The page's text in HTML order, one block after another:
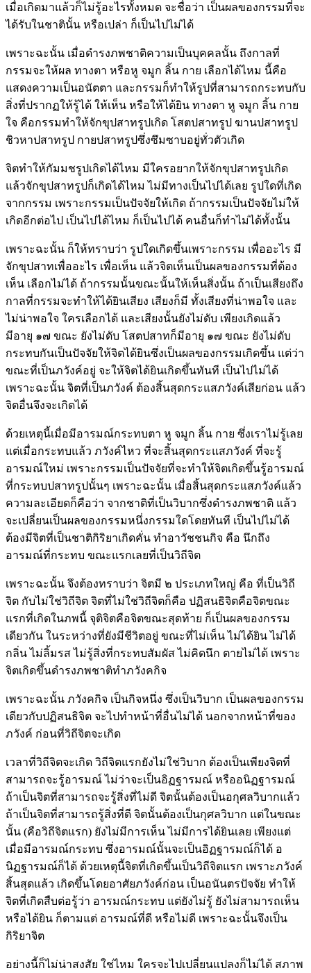
เมื่อเกิดมาแล้วก็ไม่รู้อะไรทั้งหมด จะชื่อว่า เป็นผลของกรรมที่จะ
ได้รับในชาตินั้น หรือเปล่า ก็เป็นไปไม่ได้
เพราะฉะนั้น เมื่อดำรงภพชาติความเป็นบุคคลนั้น ถึงกาลที่
กรรมจะให้ผล ทางตา หรือหู จมูก ลิ้น กาย เลือกได้ไหม นี้คือ
แสดงความเป็นอนัตตา และกรรมก็ทำให้รูปที่สามารถกระทบกับ
สิ่งที่ปรากฏให้รู้ได้ ให้เห็น หรือให้ได้ยิน ทางตา หู จมูก ลิ้น กาย
ใจ คือกรรมทำให้จักขุปสาทรูปเกิด โสตปสาทรูป ฆานปสาทรูป
ชิวหาปสาทรูป กายปสาทรูปซึ่งซึมซาบอยู่ทั่วตัวเกิด
จิตทำให้กัมมชรูปเกิดได้ไหม มีใครอยากให้จักขุปสาทรูปเกิด
แล้วจักขุปสาทรูปก็เกิดได้ไหม ไม่มีทางเป็นไปได้เลย รูปใดที่เกิด
จากกรรม เพราะกรรมเป็นปัจจัยให้เกิด ถ้ากรรมเป็นปัจจัยไม่ให้
เกิดอีกต่อไป เป็นไปได้ไหม ก็เป็นไปได้ คนอื่นก็ทำไม่ได้ทั้งนั้น
เพราะฉะนั้น ก็ให้ทราบว่า รูปใดเกิดขึ้นเพราะกรรม เพื่ออะไร มี
จักขุปสาทเพื่ออะไร เพื่อเห็น แล้วจิตเห็นเป็นผลของกรรมที่ต้อง
เห็น เลือกไม่ได้ ถ้ากรรมนั้นขณะนั้นให้เห็นสิ่งนั้น ถ้าเป็นเสียงถึง
กาลที่กรรมจะทำให้ได้ยินเสียง เสียงก็มี ทั้งเสียงที่น่าพอใจ และ
ไม่น่าพอใจ ใครเลือกได้ และเสียงนั้นยังไม่ดับ เพียงเกิดแล้ว
มีอายุ ๑๗ ขณะ ยังไม่ดับ โสตปสาทก็มีอายุ ๑๗ ขณะ ยังไม่ดับ
กระทบกันเป็นปัจจัยให้จิตได้ยินซึ่งเป็นผลของกรรมเกิดขึ้น แต่ว่า
ขณะที่เป็นภวังค์อยู่ จะให้จิตได้ยินเกิดขึ้นทันที เป็นไปไม่ได้
เพราะฉะนั้น จิตที่เป็นภวังค์ ต้องสิ้นสุดกระแสภวังค์เสียก่อน แล้ว
จิตอื่นจึงจะเกิดได้
ด้วยเหตุนี้เมื่อมีอารมณ์กระทบตา หู จมูก ลิ้น กาย ซึ่งเราไม่รู้เลย
แต่เมื่อกระทบแล้ว ภวังค์ไหว ที่จะสิ้นสุดกระแสภวังค์ ที่จะรู้
อารมณ์ใหม่ เพราะกรรมเป็นปัจจัยที่จะทำให้จิตเกิดขึ้นรู้อารมณ์
ที่กระทบปสาทรูปนั้นๆ เพราะฉะนั้น เมื่อสิ้นสุดกระแสภวังค์แล้ว
ความละเอียดก็คือว่า จากชาติที่เป็นวิบากซึ่งดำรงภพชาติ แล้ว
จะเปลี่ยนเป็นผลของกรรมหนึ่งกรรมใดโดยทันที เป็นไปไม่ได้
ต้องมีจิตที่เป็นชาติกิริยาเกิดคั่น ทำอาวัชชนกิจ คือ นึกถึง
อารมณ์ที่กระทบ ขณะแรกเลยที่เป็นวิถีจิต
เพราะฉะนั้น จึงต้องทราบว่า จิตมี ๒ ประเภทใหญ่ คือ ที่เป็นวิถี
จิต กับไม่ใช่วิถีจิต จิตที่ไม่ใช่วิถีจิตก็คือ ปฏิสนธิจิตคือจิตขณะ
แรกที่เกิดในภพนี้ จุติจิตคือจิตขณะสุดท้าย ก็เป็นผลของกรรม
เดียวกัน ในระหว่างที่ยังมีชีวิตอยู่ ขณะที่ไม่เห็น ไม่ได้ยิน ไม่ได้
กลิ่น ไม่ลิ้มรส ไม่รู้สิ่งที่กระทบสัมผัส ไม่คิดนึก ตายไม่ได้ เพราะ
จิตเกิดขึ้นดำรงภพชาติทำภวังคกิจ
เพราะฉะนั้น ภวังคกิจ เป็นกิจหนึ่ง ซึ่งเป็นวิบาก เป็นผลของกรรม
เดียวกับปฏิสนธิจิต จะไปทำหน้าที่อื่นไม่ได้ นอกจากหน้าที่ของ
ภวังค์ ก่อนที่วิถีจิตจะเกิด
เวลาที่วิถีจิตจะเกิด วิถีจิตแรกยังไม่ใช่วิบาก ต้องเป็นเพียงจิตที่
สามารถจะรู้อารมณ์ ไม่ว่าจะเป็นอิฏฐารมณ์ หรืออนิฏฐารมณ์
ถ้าเป็นจิตที่สามารถจะรู้สิ่งที่ไม่ดี จิตนั้นต้องเป็นอกุศลวิบากแล้ว
ถ้าเป็นจิตที่สามารถรู้สิ่งที่ดี จิตนั้นต้องเป็นกุศลวิบาก แต่ในขณะ
นั้น (คือวิถีจิตแรก) ยังไม่มีการเห็น ไม่มีการได้ยินเลย เพียงแต่
เมื่อมีอารมณ์กระทบ ซึ่งอารมณ์นั้นจะเป็นอิฏฐารมณ์ก็ได้ อ
นิฏฐารมณ์ก็ได้ ด้วยเหตุนี้จิตที่เกิดขึ้นเป็นวิถีจิตแรก เพราะภวังค์
สิ้นสุดแล้ว เกิดขึ้นโดยอาศัยภวังค์ก่อน เป็นอนันตรปัจจัย ทำให้
จิตที่เกิดสืบต่อรู้ว่า อารมณ์กระทบ แต่ยังไม่รู้ ยังไม่สามารถเห็น
หรือได้ยิน ก็ตามแต่ อารมณ์ที่ดี หรือไม่ดี เพราะฉะนั้นจึงเป็น
กิริยาจิต
อย่างนี้ก็ไม่น่าสงสัย ใช่ไหม ใครจะไปเปลี่ยนแปลงก็ไม่ได้ สภาพ